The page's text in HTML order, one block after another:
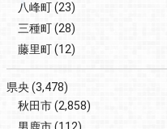
八峰町(23)
三種町(28)
藤里町(12)
県央 (3,478)
秋田市(2,858)
男鹿市(112)